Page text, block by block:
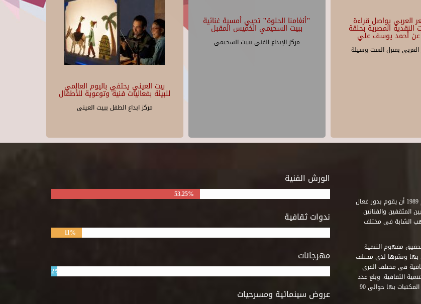
بيت العيني يحتفي باليوم العالمي
للبيئة بفعاليات فنية وتوعوية للأطفال
مركز ابداع الطفل ببيت العينى
"أنغامنا الحلوة" تحيي أمسية غنائية
ببيت السحيمي الخميس المقبل
مركز الإبداع الفنى ببيت السحيمى
العربي يواصل قراءة
النقدية المصرية بحلقة
عن أحمد يوسف علي
العربي بمنزل الست وسيلة
الورش الفنية
53.25%
ندوات ثقافية
11%
مهرجانات
2%
عروض سينمائية ومسرحيات
استطاع صندوق التنمية الثقافية على مدى خمسة وثلاثون عاماً منذ إنشائه عام 1989 أن يقوم بدور فعال
المثقفين والفنانين
الشابة فى مختلف
مفهوم التنمية
بها ونشرها لدى مختلف
فى مختلف القرى
الثقافية. وبلغ عدد
المكتبات التى أنشأها الصندوق فى أماكن لم يكن من المتصور إقامة مثل هذه المكتبات بها حوالى 90